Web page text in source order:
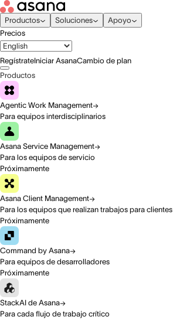
Productos Soluciones
Apoyo
Precios
RegístrateIniciar AsanaCambio de plan
Productos
Agentic Work Management
Para equipos interdisciplinarios
Asana Service Management
Para los equipos de servicio
Próximamente
Asana Client Management
Para los equipos que realizan trabajos para clientes
Próximamente
Command by Asana
Para equipos de desarrolladores
Próximamente
StackAI de Asana
Para cada flujo de trabajo crítico